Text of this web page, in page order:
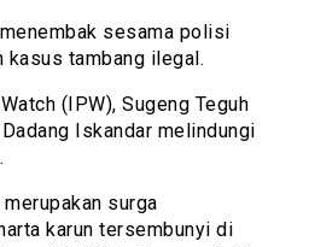
sesama polisi
kasus tambang ilegal.
(IPW), Sugeng Teguh
Iskandar melindungi
surga
karun tersembunyi di